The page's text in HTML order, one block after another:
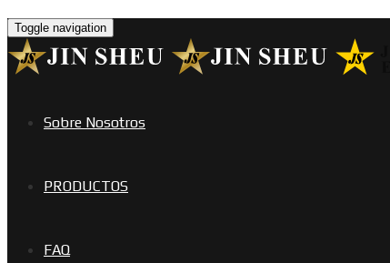
Toggle navigation
Sobre Nosotros
PRODUCTOS
FAQ